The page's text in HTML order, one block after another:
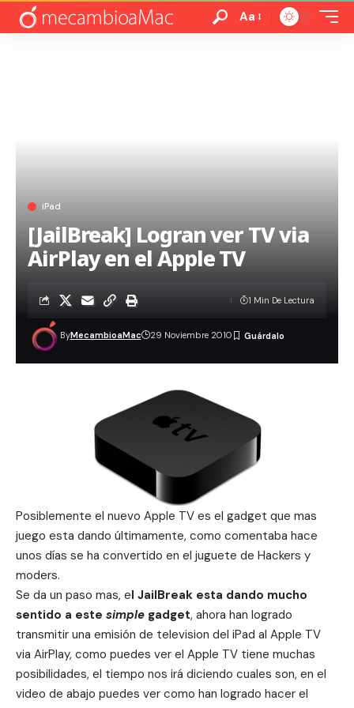
Aa
iPad
[JailBreak] Logran ver TV via
AirPlay en el Apple TV
ByMecambioaMac 29 Noviembre 2010
1 Min De Lectura
Posiblemente el nuevo Apple TV es el gadget que mas
juego esta dando últimamente, como comentaba hace
unos días se ha convertido en el juguete de Hackers y
moders.
Se da un paso mas, el JailBreak esta dando mucho
sentido a este simple gadget, ahora han logrado
transmitir una emisión de television del iPad al Apple TV
via AirPlay, como puedes ver el Apple TV tiene muchas
posibilidades, el tiempo nos irá diciendo cuales son, en el
video de abajo puedes ver como han logrado hacer el